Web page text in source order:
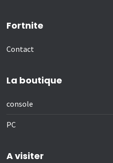
Fortnite
Contact
La boutique
console
PC
A visiter